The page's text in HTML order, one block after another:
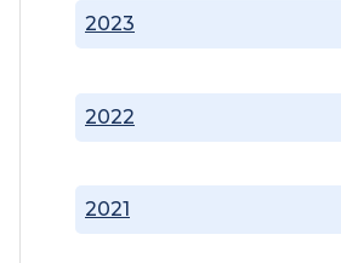
2021
2022
2023